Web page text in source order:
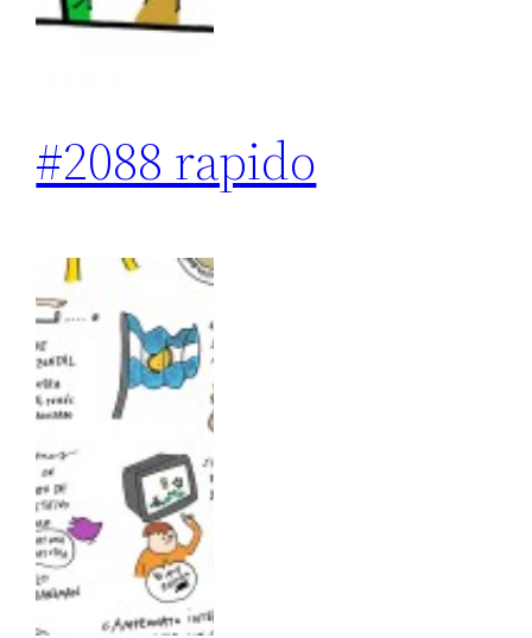
#2088 rapido